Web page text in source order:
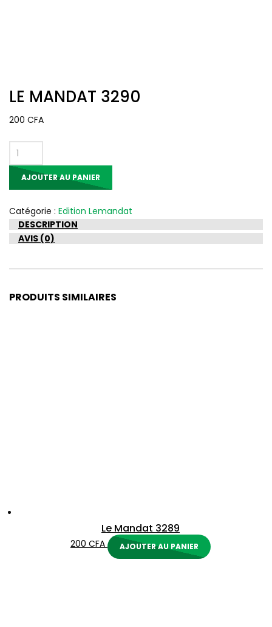
LE MANDAT 3290
200 CFA
quantité
de
3290
AJOUTER AU PANIER
Catégorie : Edition Lemandat
DESCRIPTION
AVIS (0)
PRODUITS SIMILAIRES
Le Mandat 3289
200 CFA AJOUTER AU PANIER